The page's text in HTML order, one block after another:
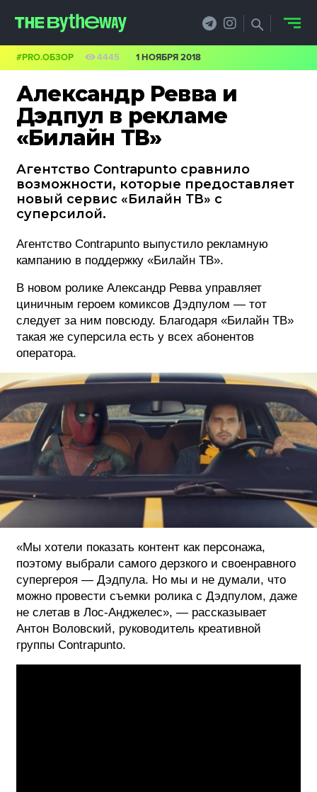
Александр Ревва и
Дэдпул в рекламе
«Билайн ТВ»
Агентство Contrapunto сравнило
возможности, которые предоставляет
новый сервис «Билайн ТВ» с
суперсилой.
#PRO.ОБЗОР 4445 1 НОЯБРЯ 2018
Агентство Contrapunto выпустило рекламную
кампанию в поддержку «Билайн ТВ».
В новом ролике Александр Ревва управляет
циничным героем комиксов Дэдпулом — тот
следует за ним повсюду. Благодаря «Билайн ТВ»
такая же суперсила есть у всех абонентов
оператора.
«Мы хотели показать контент как персонажа,
поэтому выбрали самого дерзкого и своенравного
супергероя — Дэдпула. Но мы и не думали, что
можно провести съемки ролика с Дэдпулом, даже
не слетав в Лос-Анджелес», — рассказывает
Антон Воловский, руководитель креативной
группы Contrapunto.
PRO.ОБЗОР
КЕЙСЫ
ФИЛОСОФИЯ
КРЕАТИВА
БИЗНЕС И
ТЕХНОЛОГИИ
ФЕСТИВАЛИ
ФОТОГРАФИЯ
ТИПОГРАФИКА
ИСТОРИИ БРЕНДОВ
О ПРОЕКТЕ
РЕКЛАМА
КОНТАКТЫ